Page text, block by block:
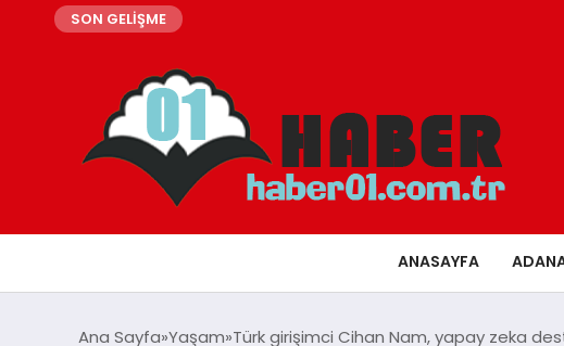
SON GELİŞME
ANASAYFA
Ana Sayfa Yaşam Türk girişimci Cihan Nam, yapay zeka